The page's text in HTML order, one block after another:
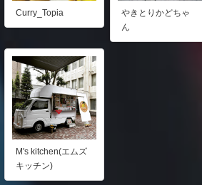
Curry_Topia
やきとりかどちゃ
ん
M's kitchen(エムズ
キッチン)